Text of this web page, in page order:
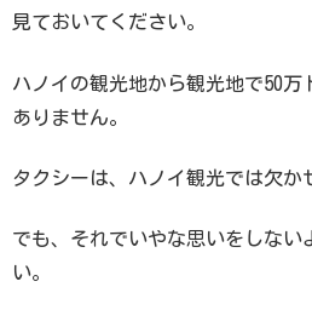
見ておいてください。
ハノイの観光地から観光地で50万
ありません。
タクシーは、ハノイ観光では欠か
でも、それでいやな思いをしない
い。